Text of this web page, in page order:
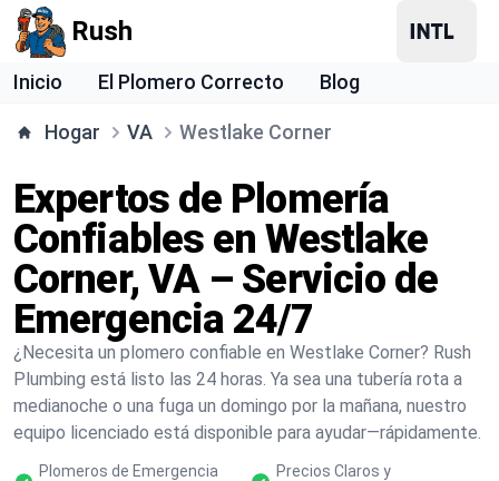
Rush
Inicio El Plomero Correcto Blog
Hogar VA Westlake Corner
Expertos de Plomería
Confiables en Westlake
Corner, VA – Servicio de
Emergencia 24/7
¿Necesita un plomero confiable en Westlake Corner? Rush
Plumbing está listo las 24 horas. Ya sea una tubería rota a
medianoche o una fuga un domingo por la mañana, nuestro
equipo licenciado está disponible para ayudar—rápidamente.
Plomeros de Emergencia
Precios Claros y